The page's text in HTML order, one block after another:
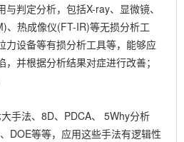
判定分析，包括X-ray、显微镜、
、热成像仪(FT-IR)等无损分析工
力设备等有损分析工具等，能够应
并根据分析结果对症进行改善；
手法、8D、PDCA、 5Why分析
DOE等等，应用这些手法有逻辑性